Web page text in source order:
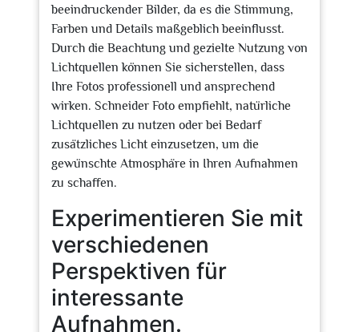
beeindruckender Bilder, da es die Stimmung,
Farben und Details maßgeblich beeinflusst.
Durch die Beachtung und gezielte Nutzung von
Lichtquellen können Sie sicherstellen, dass
Ihre Fotos professionell und ansprechend
wirken. Schneider Foto empfiehlt, natürliche
Lichtquellen zu nutzen oder bei Bedarf
zusätzliches Licht einzusetzen, um die
gewünschte Atmosphäre in Ihren Aufnahmen
zu schaffen.
Experimentieren Sie mit
verschiedenen
Perspektiven für
interessante
Aufnahmen.